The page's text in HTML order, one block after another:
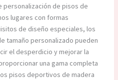
de pisos de
lugares con formas
de diseño especiales, los
tamaño personalizado pueden
el desperdicio y mejorar la
una gama completa
pisos deportivos de madera